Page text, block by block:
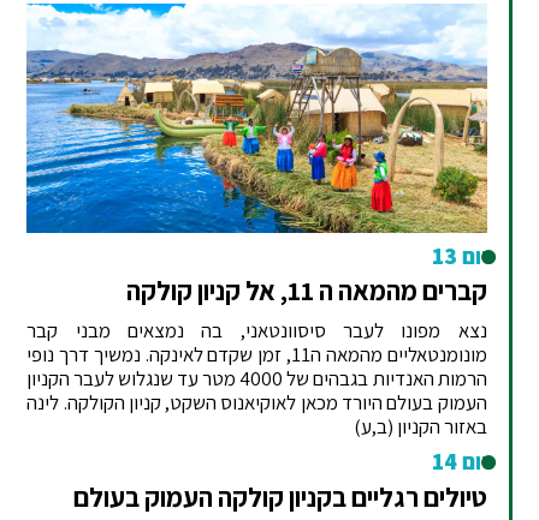
יום 13
קברים מהמאה ה 11, אל קניון קולקה
נצא מפונו לעבר סיסוונטאני, בה נמצאים מבני קבר
מונומנטאליים מהמאה ה11, זמן שקדם לאינקה. נמשיך דרך נופי
הרמות האנדיות בגבהים של 4000 מטר עד שנגלוש לעבר הקניון
העמוק בעולם היורד מכאן לאוקיאנוס השקט, קניון הקולקה. לינה
באזור הקניון (ב,ע)
יום 14
טיולים רגליים בקניון קולקה העמוק בעולם